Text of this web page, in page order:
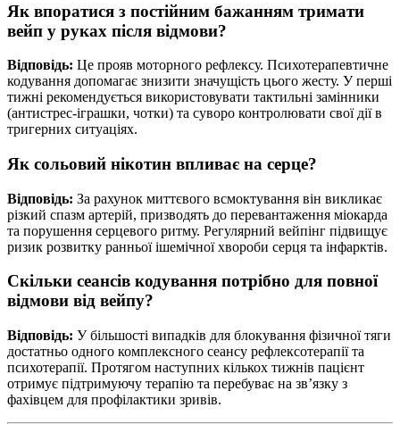
Як впоратися з постійним бажанням тримати
вейп у руках після відмови?
Відповідь: Це прояв моторного рефлексу. Психотерапевтичне
кодування допомагає знизити значущість цього жесту. У перші
тижні рекомендується використовувати тактильні замінники
(антистрес-іграшки, чотки) та суворо контролювати свої дії в
тригерних ситуаціях.
Як сольовий нікотин впливає на серце?
Відповідь: За рахунок миттєвого всмоктування він викликає
різкий спазм артерій, призводять до перевантаження міокарда
та порушення серцевого ритму. Регулярний вейпінг підвищує
ризик розвитку ранньої ішемічної хвороби серця та інфарктів.
Скільки сеансів кодування потрібно для повної
відмови від вейпу?
Відповідь: У більшості випадків для блокування фізичної тяги
достатньо одного комплексного сеансу рефлексотерапії та
психотерапії. Протягом наступних кількох тижнів пацієнт
отримує підтримуючу терапію та перебуває на зв’язку з
фахівцем для профілактики зривів.